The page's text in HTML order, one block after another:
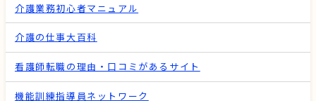
介護業務初心者マニュアル
介護の仕事大百科
看護師転職の理由・口コミがあるサイト
機能訓練指導員ネットワーク